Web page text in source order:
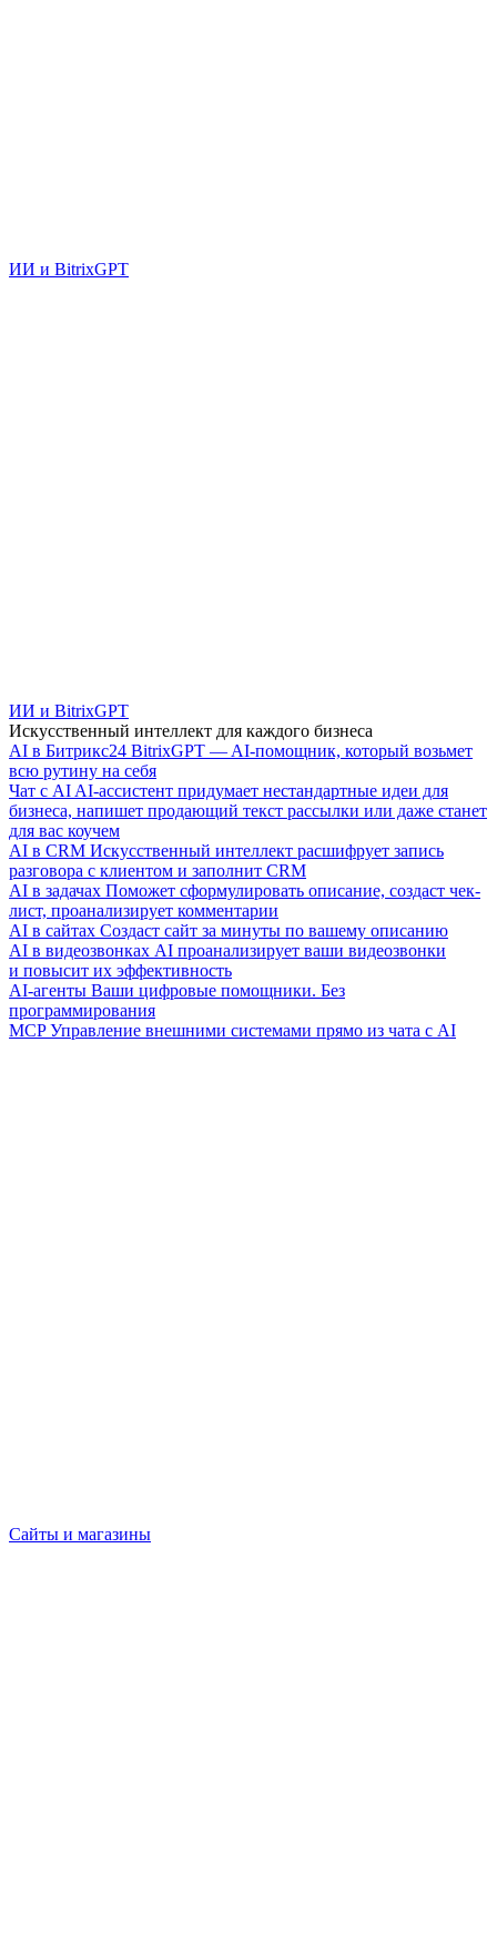
ИИ и BitrixGPT
ИИ и BitrixGPT
Искусственный интеллект для каждого бизнеса
AI в Битрикс24 BitrixGPT — AI-помощник, который возьмет
всю рутину на себя
Чат с AI AI-ассистент придумает нестандартные идеи для
бизнеса, напишет продающий текст рассылки или даже станет
для вас коучем
AI в CRM Искусственный интеллект расшифрует запись
разговора с клиентом и заполнит CRM
AI в задачах Поможет сформулировать описание, создаст чек-
лист, проанализирует комментарии
AI в сайтах Создаст сайт за минуты по вашему описанию
AI в видеозвонках AI проанализирует ваши видеозвонки
и повысит их эффективность
AI-агенты Ваши цифровые помощники. Без
программирования
MCP Управление внешними системами прямо из чата с AI
Сайты и магазины